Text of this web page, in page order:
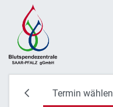
Termin wählen